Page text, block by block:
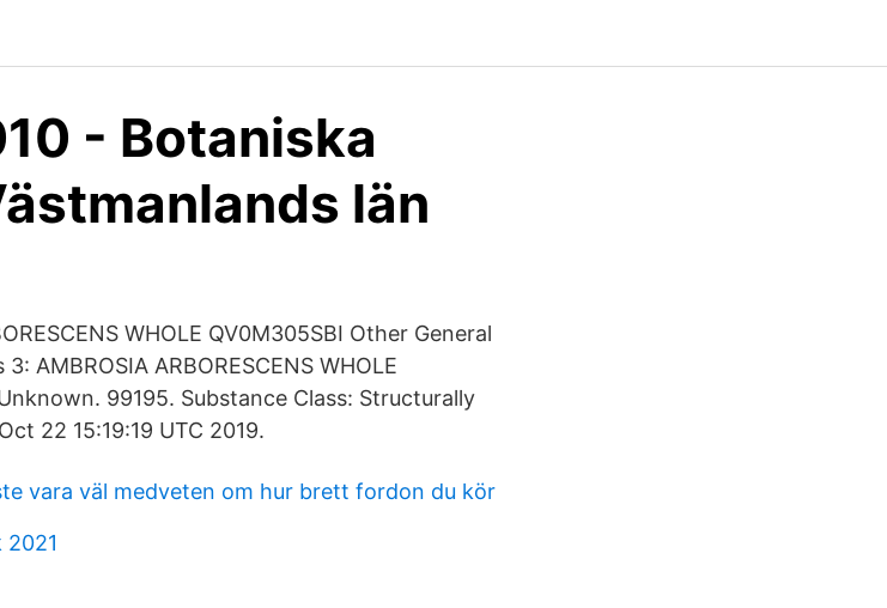
- Botaniska
län
AMBROSIA ARBORESCENS WHOLE
99195. Substance Class: Structurally
22 15:19:19 UTC 2019.
vara väl medveten om hur brett fordon du kör